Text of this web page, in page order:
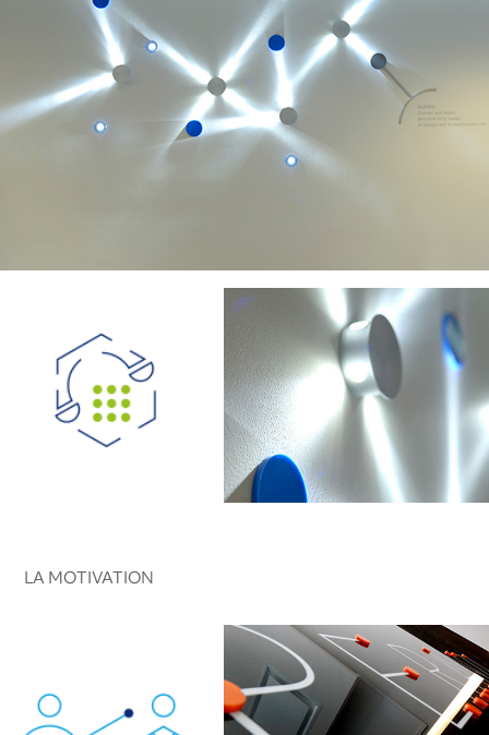
LA MOTIVATION